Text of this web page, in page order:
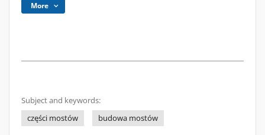
More
Subject and keywords:
części mostów
budowa mostów